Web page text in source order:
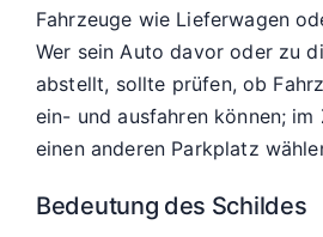
Fahrzeuge wie Lieferwagen
Wer sein Auto davor oder zu
abstellt, sollte prüfen, ob
ein- und ausfahren können; im
einen anderen Parkplatz
Bedeutung des Schildes